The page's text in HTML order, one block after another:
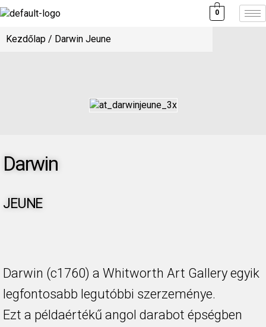
0
Kezdőlap / Darwin Jeune
Darwin
JEUNE
Darwin (c1760) a Whitworth Art Gallery egyik
legfontosabb legutóbbi szerzeménye.
Ezt a példaértékű angol darabot épségben